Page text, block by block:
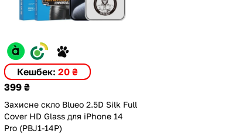
Кешбек:20 ₴
399 ₴
Захисне скло Blueo 2.5D Silk Full
Cover HD Glass для iPhone 14
Pro (PBJ1-14P)